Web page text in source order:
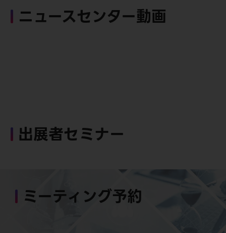
ニュースセンター動画
出展者セミナー
ミーティング予約